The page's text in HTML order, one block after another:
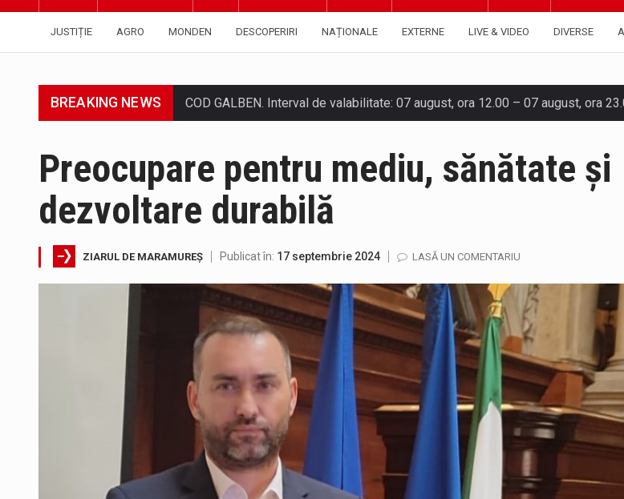
JUSTIȚIE AGRO MONDEN DESCOPERIRI NAȚIONALE EXTERNE LIVE & VIDEO DIVERSE
BREAKING NEWS
Pe scurt. Statuia lui PINTEA VITEAZU din fața Jandarmeriei Maramures a
Tot mai multi băimăreni semnalează prezența cersetorilor de etnie romă pe
Fostul deputat si primar Cătălin Cherecheș a fost invitat la Horia Nasra
Preocupare pentru mediu, sănătate și
dezvoltare durabilă
ZIARUL DE MARAMUREȘ Publicat în: 17 septembrie 2024 LASĂ UN COMENTARIU